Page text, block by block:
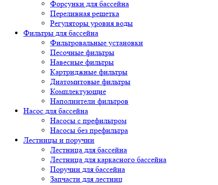
Форсунки для бассейна
Переливная решетка
Регуляторы уровня воды
Фильтры для бассейна
Фильтровальные установки
Песочные фильтры
Навесные фильтры
Картриджные фильтры
Диатомитовые фильтры
Комплектующие
Наполнители фильтров
Насос для бассейна
Насосы с префильтром
Насосы без префильтра
Лестницы и поручни
Лестница для бассейна
Лестница для каркасного бассейна
Поручни для бассейна
Запчасти для лестниц